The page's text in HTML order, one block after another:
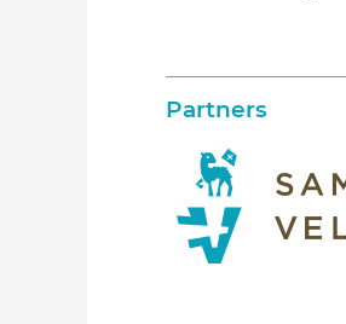
Partners